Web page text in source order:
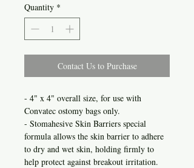
Quantity *
Contact Us to Purchase
- 4" x 4" overall size, for use with
Convatec ostomy bags only.
- Stomahesive Skin Barriers special
formula allows the skin barrier to adhere
to dry and wet skin, holding firmly to
help protect against breakout irritation.